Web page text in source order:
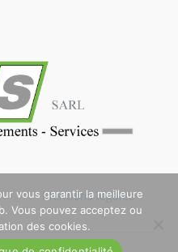
Mentions légales
Reserved. | Catch
vous garantir la meilleure
Vous pouvez acceptez ou
des cookies.